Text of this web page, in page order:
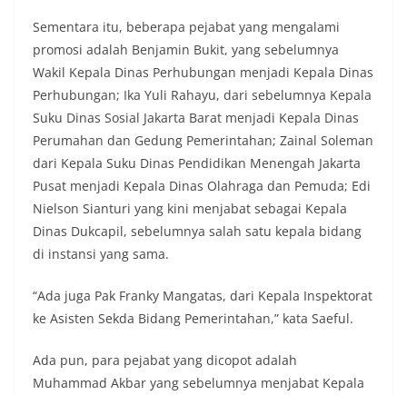
Sementara itu, beberapa pejabat yang mengalami
promosi adalah Benjamin Bukit, yang sebelumnya
Wakil Kepala Dinas Perhubungan menjadi Kepala Dinas
Perhubungan; Ika Yuli Rahayu, dari sebelumnya Kepala
Suku Dinas Sosial Jakarta Barat menjadi Kepala Dinas
Perumahan dan Gedung Pemerintahan; Zainal Soleman
dari Kepala Suku Dinas Pendidikan Menengah Jakarta
Pusat menjadi Kepala Dinas Olahraga dan Pemuda; Edi
Nielson Sianturi yang kini menjabat sebagai Kepala
Dinas Dukcapil, sebelumnya salah satu kepala bidang
di instansi yang sama.
“Ada juga Pak Franky Mangatas, dari Kepala Inspektorat
ke Asisten Sekda Bidang Pemerintahan,” kata Saeful.
Ada pun, para pejabat yang dicopot adalah
Muhammad Akbar yang sebelumnya menjabat Kepala